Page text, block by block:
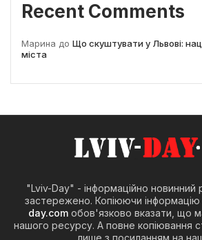
Recent Comments
Марина до Що скуштувати у Львові:
міста
"Lviv-Day" - інформаційно новинний
застережено. Копіюючи інформацію
day.com обов'язково вказати, що
нашого ресурсу. А повне копіювання
лише з посиланням на